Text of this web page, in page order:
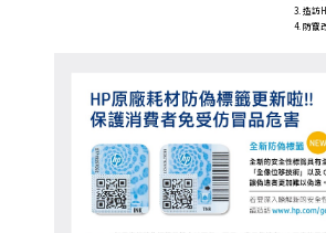
3. 造訪
4. 防竄